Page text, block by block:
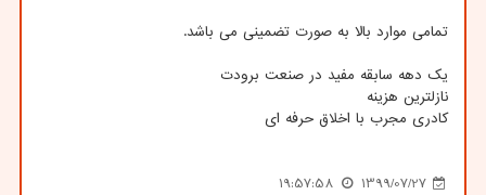
تمامی موارد بالا به صورت تضمینی می باشد.
یک دهه سابقه مفید در صنعت برودت
نازلترین هزینه
کادری مجرب با اخلاق حرفه ای
1399/07/27
19:57:58